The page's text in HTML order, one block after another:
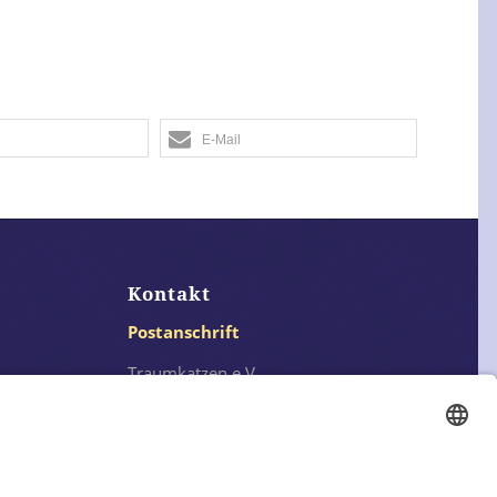
E-Mail
Kontakt
Postanschrift
Traumkatzen e.V.